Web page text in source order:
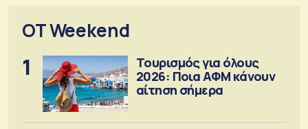
OT Weekend
1
Τουρισμός για όλους
2026: Ποια ΑΦΜ κάνουν
αίτηση σήμερα